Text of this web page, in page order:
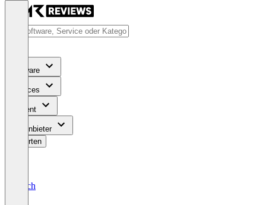
Software
Services
Content
Für Anbieter
Bewerten
Deutsch